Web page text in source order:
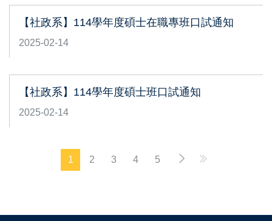
【社政系】114學年度碩士在職專班口試通知
2025-02-14
【社政系】114學年度碩士班口試通知
2025-02-14
1 2 3 4 5